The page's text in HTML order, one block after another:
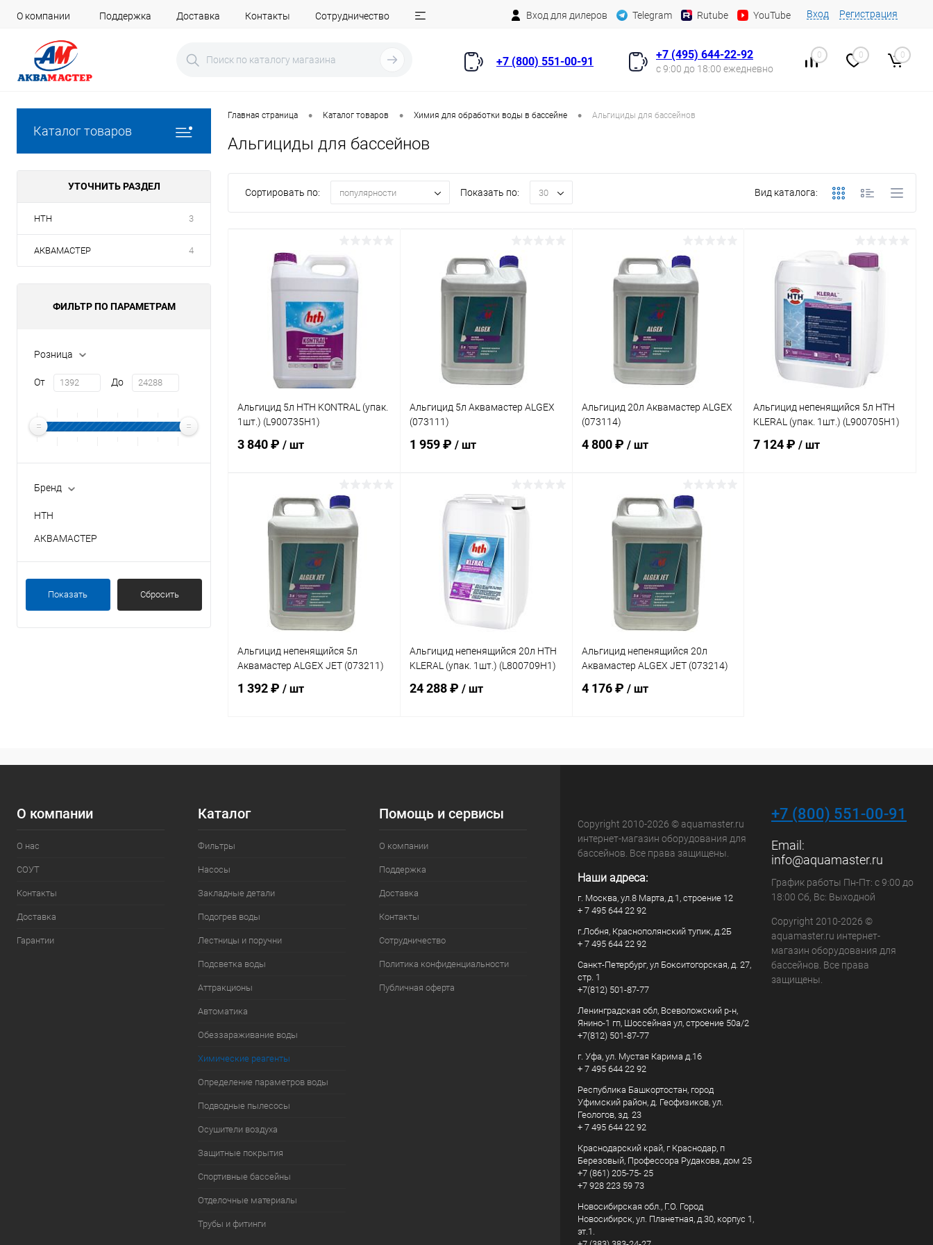
О компании Поддержка Доставка Контакты Сотрудничество Вход для дилеров Telegram Rutube YouTube Вход Регистрация
+7 (800) 551-00-91
+7 (495) 644-22-92
с 9:00 до 18:00 ежедневно
0 0 0
Каталог товаров
УТОЧНИТЬ РАЗДЕЛ
HTH 3
АКВАМАСТЕР 4
ФИЛЬТР ПО ПАРАМЕТРАМ
Розница
От До
Бренд
HTH
АКВАМАСТЕР
Показать Сбросить
Главная страница • Каталог товаров • Химия для обработки воды в бассейне • Альгициды для бассейнов
Альгициды для бассейнов
Сортировать по: популярности Показать по: 30 Вид каталога:
Альгицид 5л HTH KONTRAL (упак.
1шт.) (L900735H1)
3 840 ₽ / шт
В корзину
В избранное
К сравнению В наличии
Альгицид 5л Аквамастер ALGEX
(073111)
1 959 ₽ / шт
В корзину
В избранное
К сравнению
Альгицид 20л Аквамастер ALGEX
(073114)
4 800 ₽ / шт
В корзину
В избранное
К сравнению Под заказ
Альгицид непенящийся 5л HTH
KLERAL (упак. 1шт.) (L900705H1)
7 124 ₽/ шт
Альгицид непенящийся 5л
Аквамастер ALGEX JЕТ (073211)
1 392 ₽ / шт
Альгицид непенящийся 20л HTH
KLERAL (упак. 1шт.) (L800709H1)
24 288 ₽ / шт
Альгицид непенящийся 20л
Аквамастер ALGEX JЕТ (073214)
4 176 ₽ / шт
О компании
О нас
СОУТ
Контакты
Доставка
Гарантии
Каталог
Фильтры
Насосы
Закладные детали
Подогрев воды
Лестницы и поручни
Подсветка воды
Аттракционы
Автоматика
Обеззараживание воды
Химические реагенты
Определение параметров воды
Подводные пылесосы
Осушители воздуха
Защитные покрытия
Спортивные бассейны
Отделочные материалы
Трубы и фитинги
Помощь и сервисы
О компании
Поддержка
Доставка
Контакты
Сотрудничество
Политика конфиденциальности
Публичная оферта
Copyright 2010-2026 © aquamaster.ru
интернет-магазин оборудования для
бассейнов. Все права защищены.
Наши адреса:
г. Москва, ул.8 Марта, д.1, строение 12
+ 7 495 644 22 92
г.Лобня, Краснополянский тупик, д.2Б
+ 7 495 644 22 92
Санкт-Петербург, ул Бокситогорская, д. 27,
стр. 1
+7(812) 501-87-77
Ленинградская обл, Всеволожский р-н,
Янино-1 гп, Шоссейная ул, строение 50а/2
+7(812) 501-87-77
г. Уфа, ул. Мустая Карима д.16
+ 7 495 644 22 92
Республика Башкортостан, город
Уфимский район, д. Геофизиков, ул.
Геологов, зд. 23
+ 7 495 644 22 92
Краснодарский край, г Краснодар, п
Березовый, Профессора Рудакова, дом 25
+7 (861) 205-75- 25
+7 928 223 59 73
Новосибирская обл., Г.О. Город
Новосибирск, ул. Планетная, д.30, корпус 1,
эт.1.
+7 (800) 551-00-91
Email:
info@aquamaster.ru
График работы Пн-Пт: с 9:00 до
18:00 Сб, Вс: Выходной
Copyright 2010-2026 ©
aquamaster.ru интернет-
магазин оборудования для
бассейнов. Все права
защищены.